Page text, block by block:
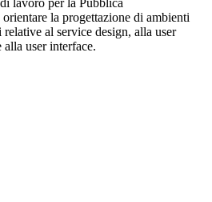
lavoro per la Pubblica
la progettazione di ambienti
al service design, alla user
alla user interface.